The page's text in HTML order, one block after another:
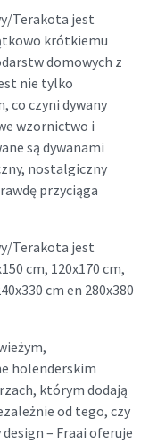
Terakota jest
krótkiemu
domowych z
nie tylko
co czyni dywany
wzornictwo i
są dywanami
nostalgiczny
przyciąga
Terakota jest
cm, 120x170 cm,
cm en 280x380
holenderskim
którym dodają
od tego, czy
– Fraai oferuje